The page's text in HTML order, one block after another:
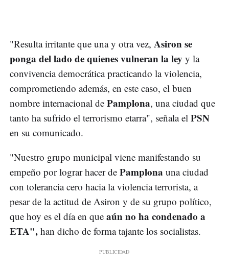
"Resulta irritante que una y otra vez, Asiron se
ponga del lado de quienes vulneran la ley y la
convivencia democrática practicando la violencia,
comprometiendo además, en este caso, el buen
nombre internacional de Pamplona, una ciudad que
tanto ha sufrido el terrorismo etarra", señala el PSN
en su comunicado.
"Nuestro grupo municipal viene manifestando su
empeño por lograr hacer de Pamplona una ciudad
con tolerancia cero hacia la violencia terrorista, a
pesar de la actitud de Asiron y de su grupo político,
que hoy es el día en que aún no ha condenado a
ETA", han dicho de forma tajante los socialistas.